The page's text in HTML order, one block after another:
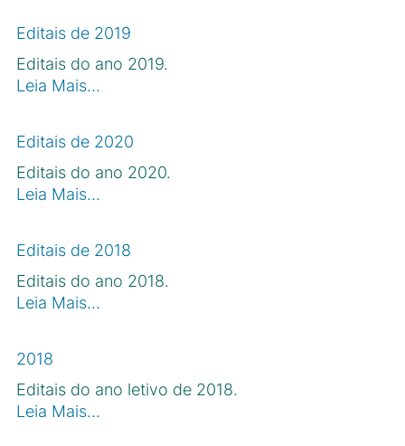
Editais de 2019
Editais do ano 2019.
Leia Mais…
Editais de 2020
Editais do ano 2020.
Leia Mais…
Editais de 2018
Editais do ano 2018.
Leia Mais…
2018
Editais do ano letivo de 2018.
Leia Mais…